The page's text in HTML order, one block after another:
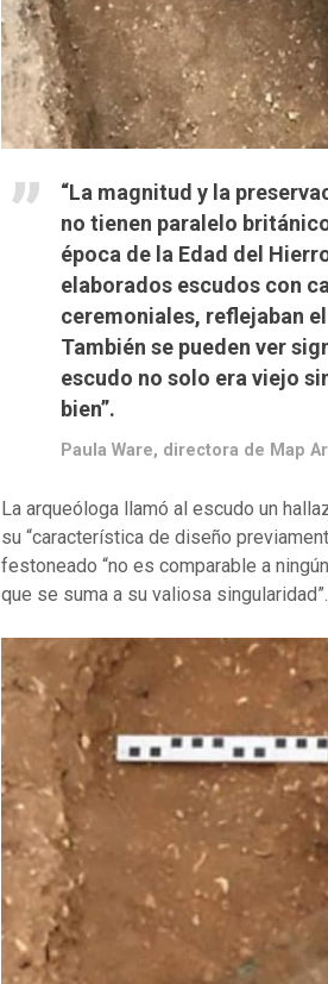
“La magnitud y la
no tienen paralelo
época de la Edad del
elaborados escudos con
ceremoniales, reflejaban
También se pueden ver
escudo no solo era viejo
bien”.
Paula Ware, directora de Map
La arqueóloga llamó al escudo un
su “característica de diseño
festoneado “no es comparable a
que se suma a su valiosa singularidad”.